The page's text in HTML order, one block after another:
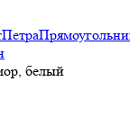
Петра
белый